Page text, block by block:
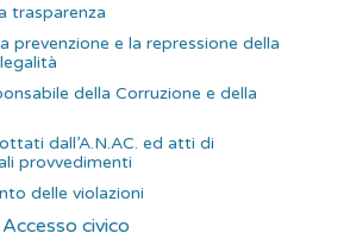
trasparenza
prevenzione e la repressione della
della Corruzione e della
dall’A.N.AC. ed atti di
provvedimenti
delle violazioni
civico